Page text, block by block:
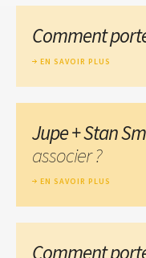
Comment
EN SAVOIR PLUS
Jupe + Stan
associer ?
EN SAVOIR PLUS
Comment